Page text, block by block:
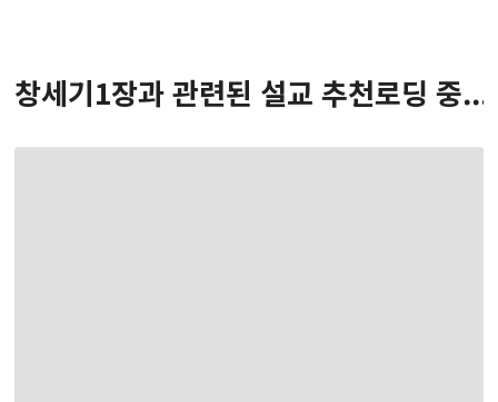
창세기1장과 관련된 설교 추천로딩 중...